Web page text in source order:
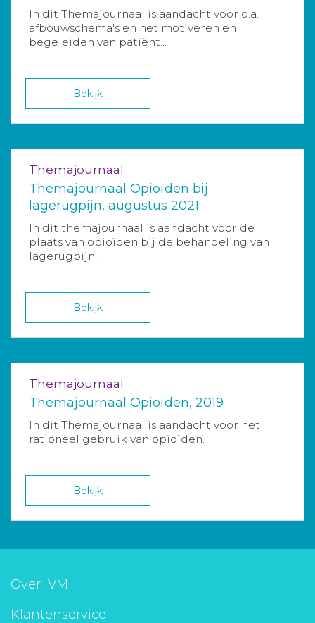
In dit Themajournaal is aandacht voor o.a.
afbouwschema's en het motiveren en
begeleiden van patiënt...
Bekijk
Themajournaal
Themajournaal Opioïden bij
lagerugpijn, augustus 2021
In dit themajournaal is aandacht voor de
plaats van opioïden bij de behandeling van
lagerugpijn.
Bekijk
Themajournaal
Themajournaal Opioïden, 2019
In dit Themajournaal is aandacht voor het
rationeel gebruik van opioïden.
Bekijk
Over IVM
Klantenservice